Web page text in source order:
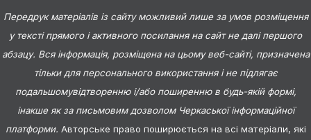
Передрук матеріалів із сайту можливий лише за умов розміщення
у тексті прямого і активного посилання на сайт не далі першого
абзацу. Вся інформація, розміщена на цьому веб-сайті, призначена
тільки для персонального використання і не підлягає
подальшомувідтворенню і/або поширенню в будь-якій формі,
інакше як за письмовим дозволом Черкаської інформаційної
платформи. Авторське право поширюється на всі матеріали, які